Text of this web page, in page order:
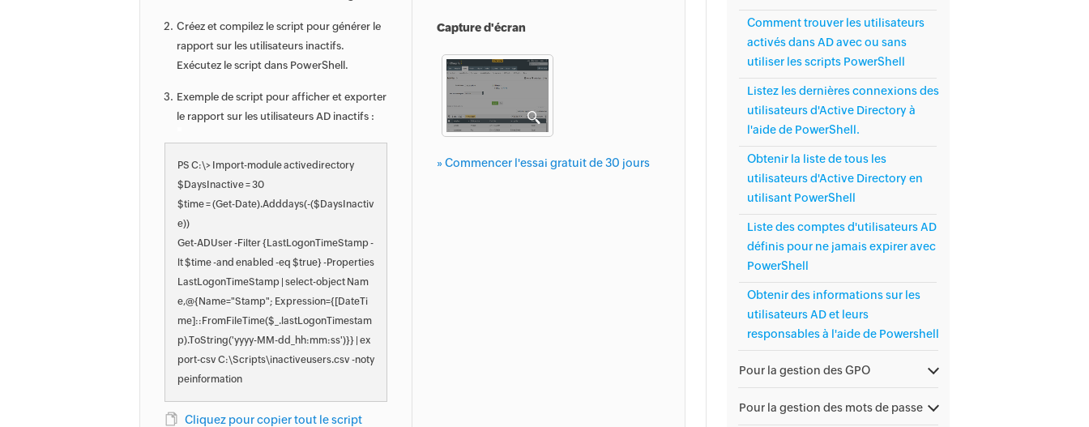
Créez et compilez le script pour générer le
rapport sur les utilisateurs inactifs.
Exécutez le script dans PowerShell.
Exemple de script pour afficher et exporter
le rapport sur les utilisateurs AD inactifs :
PS C:\> Import-module activedirectory
$DaysInactive = 30
$time = (Get-Date).Adddays(-($DaysInactiv
e))
Get-ADUser -Filter {LastLogonTimeStamp -
lt $time -and enabled -eq $true} -Properties
LastLogonTimeStamp | select-object Nam
e,@{Name="Stamp"; Expression={[DateTi
me]::FromFileTime($_.lastLogonTimestam
p).ToString('yyyy-MM-dd_hh:mm:ss')}} | ex
port-csv C:\Scripts\inactiveusers.csv -noty
peinformation
Cliquez pour copier tout le script
Capture d'écran
» Commencer l'essai gratuit de 30 jours
Comment trouver les utilisateurs
activés dans AD avec ou sans
utiliser les scripts PowerShell
Listez les dernières connexions des
utilisateurs d'Active Directory à
l'aide de PowerShell.
Obtenir la liste de tous les
utilisateurs d'Active Directory en
utilisant PowerShell
Liste des comptes d'utilisateurs AD
définis pour ne jamais expirer avec
PowerShell
Obtenir des informations sur les
utilisateurs AD et leurs
responsables à l'aide de Powershell
Pour la gestion des GPO
Pour la gestion des mots de passe